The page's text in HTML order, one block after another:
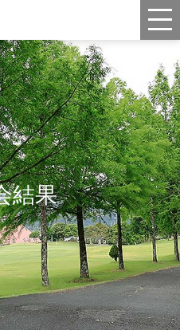
報
情報
ウス
ラン
ジュール
コース
結果